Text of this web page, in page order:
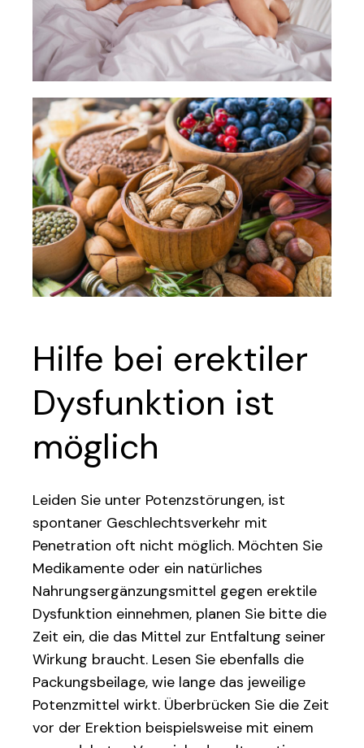
Hilfe bei erektiler
Dysfunktion ist
möglich
Leiden Sie unter Potenzstörungen, ist
spontaner Geschlechtsverkehr mit
Penetration oft nicht möglich. Möchten Sie
Medikamente oder ein natürliches
Nahrungsergänzungsmittel gegen erektile
Dysfunktion einnehmen, planen Sie bitte die
Zeit ein, die das Mittel zur Entfaltung seiner
Wirkung braucht. Lesen Sie ebenfalls die
Packungsbeilage, wie lange das jeweilige
Potenzmittel wirkt. Überbrücken Sie die Zeit
vor der Erektion beispielsweise mit einem